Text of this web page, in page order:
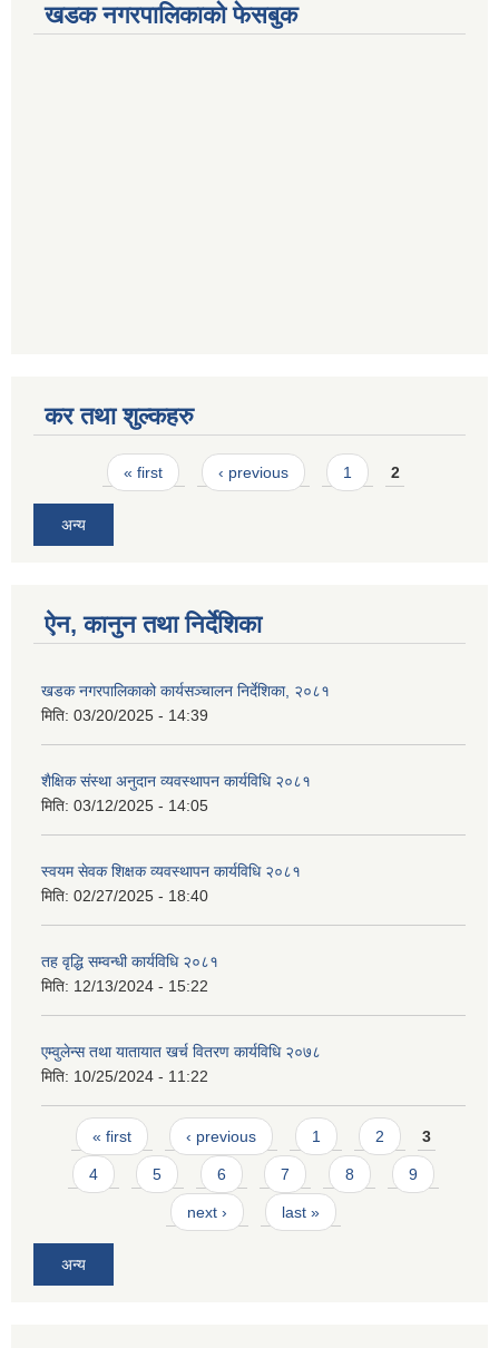
खडक नगरपालिकाको फेसबुक
कर तथा शुल्कहरु
Pages« first ‹ previous 1 2
अन्य
ऐन, कानुन तथा निर्देशिका
खडक नगरपालिकाको कार्यसञ्चालन निर्देशिका, २०८१
मिति: 03/20/2025 - 14:39
शैक्षिक संस्था अनुदान व्यवस्थापन कार्यविधि २०८१
मिति: 03/12/2025 - 14:05
स्वयम सेवक शिक्षक व्यवस्थापन कार्यविधि २०८१
मिति: 02/27/2025 - 18:40
तह वृद्धि सम्वन्धी कार्यविधि २०८१
मिति: 12/13/2024 - 15:22
एम्वुलेन्स तथा यातायात खर्च वितरण कार्यविधि २०७८
मिति: 10/25/2024 - 11:22
Pages
« first ‹ previous 1 2 3
4 5 6 7 8 9
next › last »
अन्य